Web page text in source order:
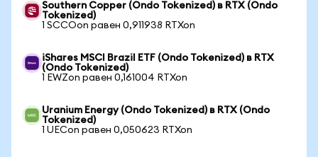
Southern Copper (Ondo Tokenized) в RTX (Ondo
Tokenized)
1 SCCOon равен 0,911938 RTXon
iShares MSCI Brazil ETF (Ondo Tokenized) в RTX
(Ondo Tokenized)
1 EWZon равен 0,161004 RTXon
Uranium Energy (Ondo Tokenized) в RTX (Ondo
Tokenized)
1 UECon равен 0,050623 RTXon